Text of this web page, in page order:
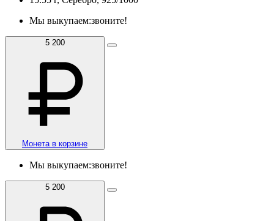
Мы выкупаем:звоните!
5 200
Монета в корзине
Мы выкупаем:звоните!
5 200